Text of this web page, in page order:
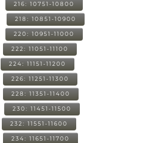
216: 10751-10800
218: 10851-10900
220: 10951-11000
222: 11051-11100
224: 11151-11200
226: 11251-11300
228: 11351-11400
230: 11451-11500
232: 11551-11600
234: 11651-11700